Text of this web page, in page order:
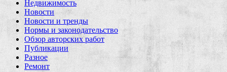
Недвижимость
Новости
Новости и тренды
Нормы и законодательство
Обзор авторских работ
Публикации
Разное
Ремонт